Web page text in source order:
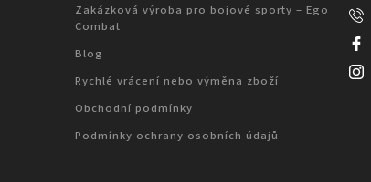
Zakázková výroba pro bojové sporty – Ego
Combat
Blog
Rychlé vrácení nebo výměna zboží
Obchodní podmínky
Podmínky ochrany osobních údajů